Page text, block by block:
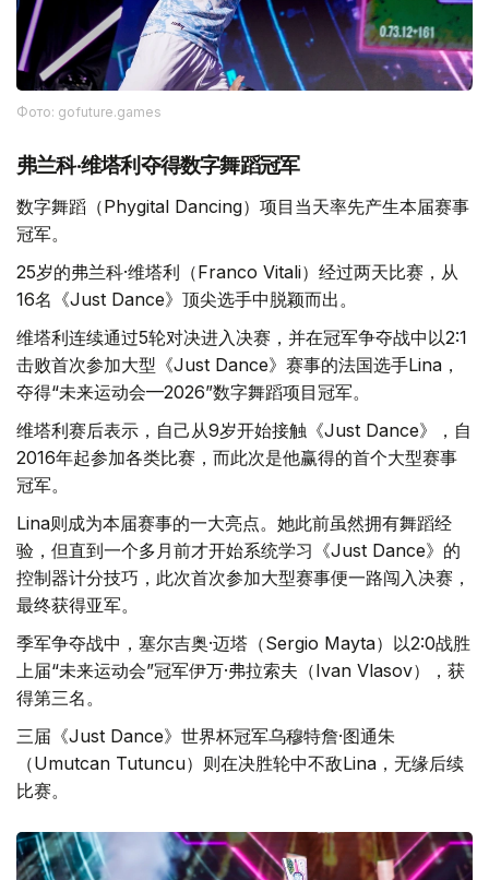
Фото: gofuture.games
弗兰科·维塔利夺得数字舞蹈冠军
数字舞蹈（Phygital Dancing）项目当天率先产生本届赛事
冠军。
25岁的弗兰科·维塔利（Franco Vitali）经过两天比赛，从
16名《Just Dance》顶尖选手中脱颖而出。
维塔利连续通过5轮对决进入决赛，并在冠军争夺战中以2:1
击败首次参加大型《Just Dance》赛事的法国选手Lina，
夺得“未来运动会—2026”数字舞蹈项目冠军。
维塔利赛后表示，自己从9岁开始接触《Just Dance》，自
2016年起参加各类比赛，而此次是他赢得的首个大型赛事
冠军。
Lina则成为本届赛事的一大亮点。她此前虽然拥有舞蹈经
验，但直到一个多月前才开始系统学习《Just Dance》的
控制器计分技巧，此次首次参加大型赛事便一路闯入决赛，
最终获得亚军。
季军争夺战中，塞尔吉奥·迈塔（Sergio Mayta）以2:0战胜
上届“未来运动会”冠军伊万·弗拉索夫（Ivan Vlasov），获
得第三名。
三届《Just Dance》世界杯冠军乌穆特詹·图通朱
（Umutcan Tutuncu）则在决胜轮中不敌Lina，无缘后续
比赛。